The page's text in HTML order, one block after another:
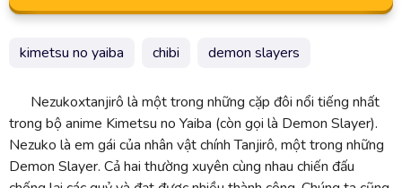
kimetsu no yaiba chibi demon slayers
Nezukoxtanjirô là một trong những cặp đôi nổi tiếng nhất
trong bộ anime Kimetsu no Yaiba (còn gọi là Demon Slayer).
Nezuko là em gái của nhân vật chính Tanjirô, một trong những
Demon Slayer. Cả hai thường xuyên cùng nhau chiến đấu